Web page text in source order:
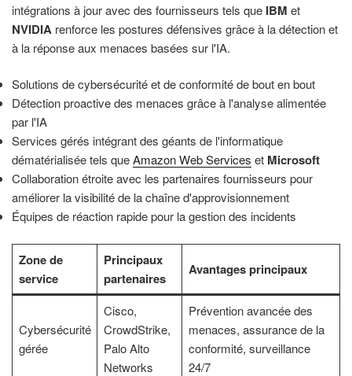
intégrations à jour avec des fournisseurs tels que IBM et
NVIDIA renforce les postures défensives grâce à la détection et
à la réponse aux menaces basées sur l'IA.
Solutions de cybersécurité et de conformité de bout en bout
Détection proactive des menaces grâce à l'analyse alimentée
par l'IA
Services gérés intégrant des géants de l'informatique
dématérialisée tels queAmazon Web Services et Microsoft
Collaboration étroite avec les partenaires fournisseurs pour
améliorer la visibilité de la chaîne d'approvisionnement
Équipes de réaction rapide pour la gestion des incidents
Zone de
service
Principaux
partenaires
Avantages principaux
Cybersécurité
gérée
Cisco,
CrowdStrike,
Palo Alto
Networks
Prévention avancée des
menaces, assurance de la
conformité, surveillance
24/7